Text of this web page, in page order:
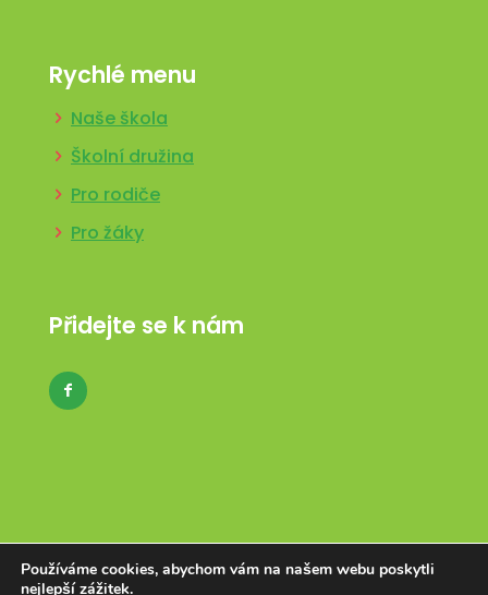
Rychlé menu
Naše škola
Školní družina
Pro rodiče
Pro žáky
Přidejte se k nám
Používáme cookies, abychom vám na našem webu poskytli
nejlepší zážitek.